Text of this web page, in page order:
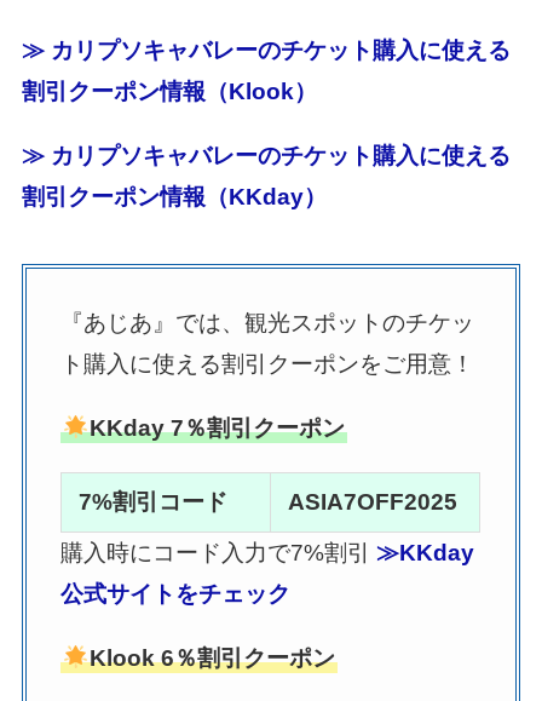
≫ カリプソキャバレーのチケット購入に使える
割引クーポン情報（Klook）
≫ カリプソキャバレーのチケット購入に使える
割引クーポン情報（KKday）
『あじあ』では、観光スポットのチケッ
ト購入に使える割引クーポンをご用意！
KKday 7％割引クーポン
7%割引コード
ASIA7OFF2025
購入時にコード入力で7%割引 ≫KKday
公式サイトをチェック
Klook 6％割引クーポン